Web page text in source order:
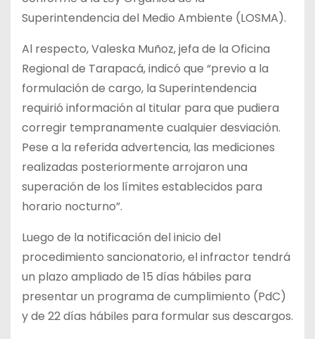
Superintendencia del Medio Ambiente (LOSMA).
Al respecto, Valeska Muñoz, jefa de la Oficina
Regional de Tarapacá, indicó que “previo a la
formulación de cargo, la Superintendencia
requirió información al titular para que pudiera
corregir tempranamente cualquier desviación.
Pese a la referida advertencia, las mediciones
realizadas posteriormente arrojaron una
superación de los límites establecidos para
horario nocturno”.
Luego de la notificación del inicio del
procedimiento sancionatorio, el infractor tendrá
un plazo ampliado de 15 días hábiles para
presentar un programa de cumplimiento (PdC)
y de 22 días hábiles para formular sus descargos.